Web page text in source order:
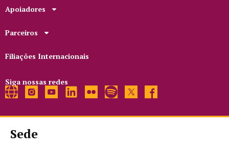
Apoiadores
Parceiros
Filiações Internacionais
Siga nossas redes
Sede